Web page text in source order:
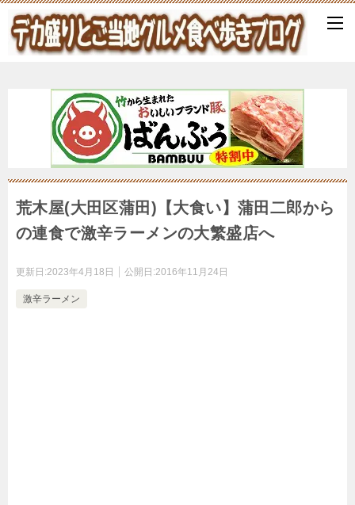
荒木屋(大田区蒲田)【大食い】蒲田二郎から
の連食で激辛ラーメンの大繁盛店へ
更新日:2023年4月18日 公開日:2016年11月24日
激辛ラーメン